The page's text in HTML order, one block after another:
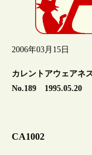
2006年03月15日
カレントアウェアネ
No.189 1995.05.20
CA1002